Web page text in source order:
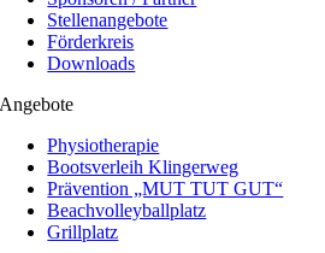
Stellenangebote
Förderkreis
Downloads
Angebote
Physiotherapie
Bootsverleih Klingerweg
Prävention „MUT TUT GUT“
Beachvolleyballplatz
Grillplatz